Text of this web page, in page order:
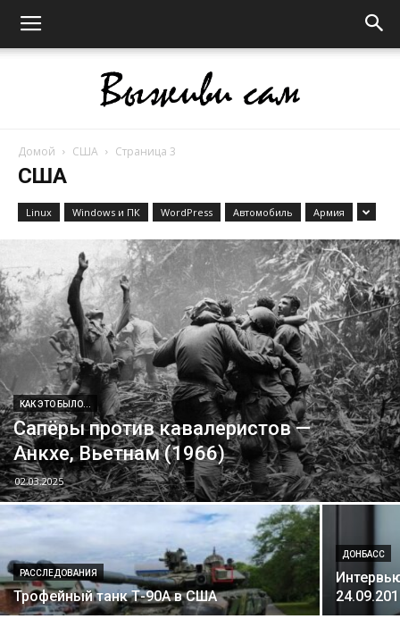
Домой США Страница 3
США
Linux Windows и ПК WordPress Автомобиль Армия
КАК ЭТО БЫЛО...
Сапёры против кавалеристов —
Анкхе, Вьетнам (1966)
02.03.2025
РАССЛЕДОВАНИЯ
Трофейный танк Т-90А в США
ДОНБАСС